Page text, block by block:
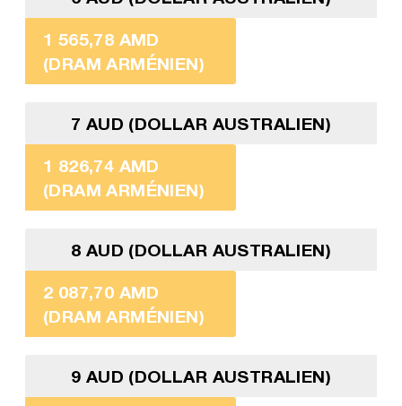
1 565,78 AMD
(DRAM ARMÉNIEN)
7 AUD (DOLLAR AUSTRALIEN)
1 826,74 AMD
(DRAM ARMÉNIEN)
8 AUD (DOLLAR AUSTRALIEN)
2 087,70 AMD
(DRAM ARMÉNIEN)
9 AUD (DOLLAR AUSTRALIEN)